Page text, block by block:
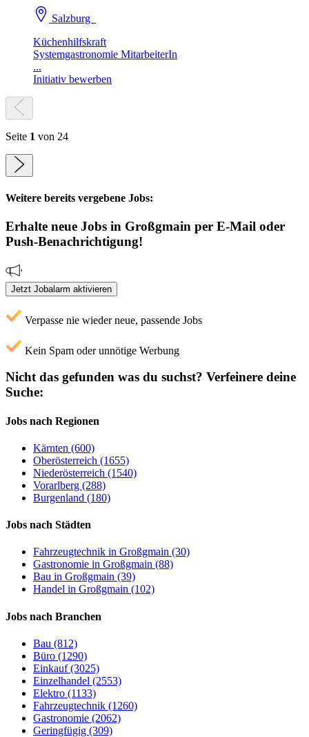
Salzburg
Küchenhilfskraft
Systemgastronomie MitarbeiterIn
...
Initiativ bewerben
Seite 1 von 24
Weitere bereits vergebene Jobs:
Erhalte neue Jobs in Großgmain per E-Mail oder
Push-Benachrichtigung!
Jetzt Jobalarm aktivieren
Verpasse nie wieder neue, passende Jobs
Kein Spam oder unnötige Werbung
Nicht das gefunden was du suchst? Verfeinere deine
Suche:
Jobs nach Regionen
Kärnten (600)
Oberösterreich (1655)
Niederösterreich (1540)
Vorarlberg (288)
Burgenland (180)
Jobs nach Städten
Fahrzeugtechnik in Großgmain (30)
Gastronomie in Großgmain (88)
Bau in Großgmain (39)
Handel in Großgmain (102)
Jobs nach Branchen
Bau (812)
Büro (1290)
Einkauf (3025)
Einzelhandel (2553)
Elektro (1133)
Fahrzeugtechnik (1260)
Gastronomie (2062)
Geringfügig (309)